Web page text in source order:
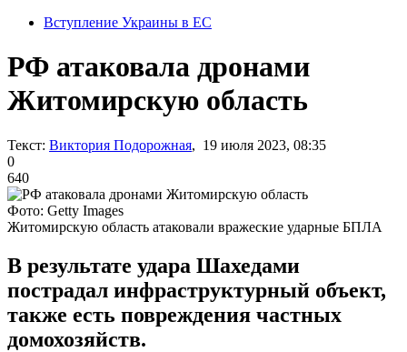
Вступление Украины в ЕС
РФ атаковала дронами
Житомирскую область
Текст: Виктория Подорожная, 19 июля 2023, 08:35
0
640
Фото: Getty Images
Житомирскую область атаковали вражеские ударные БПЛА
В результате удара Шахедами
пострадал инфраструктурный объект,
также есть повреждения частных
домохозяйств.